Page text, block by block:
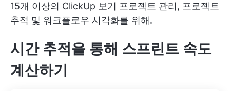
15개 이상의 ClickUp 보기 프로젝트 관리, 프로젝트
추적 및 워크플로우 시각화를 위해.
시간 추적을 통해 스프린트 속도
계산하기